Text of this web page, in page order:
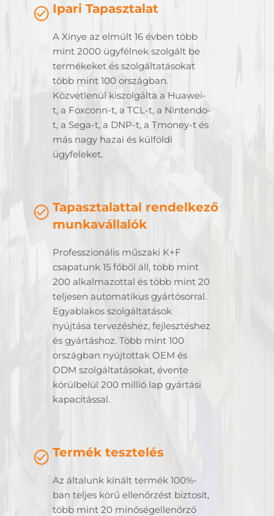
Ipari Tapasztalat
A Xinye az elmúlt 16 évben több
mint 2000 ügyfélnek szolgált be
termékeket és szolgáltatásokat
több mint 100 országban.
Közvetlenül kiszolgálta a Huawei-
t, a Foxconn-t, a TCL-t, a Nintendo-
t, a Sega-t, a DNP-t, a Tmoney-t és
más nagy hazai és külföldi
ügyfeleket.
Tapasztalattal rendelkező
munkavállalók
Professzionális műszaki K+F
csapatunk 15 főből áll, több mint
200 alkalmazottal és több mint 20
teljesen automatikus gyártósorral.
Egyablakos szolgáltatások
nyújtása tervezéshez, fejlesztéshez
és gyártáshoz. Több mint 100
országban nyújtottak OEM és
ODM szolgáltatásokat, évente
körülbelül 200 millió lap gyártási
kapacitással.
Termék tesztelés
Az általunk kínált termék 100%-
ban teljes körű ellenőrzést biztosít,
több mint 20 minőségellenőrző